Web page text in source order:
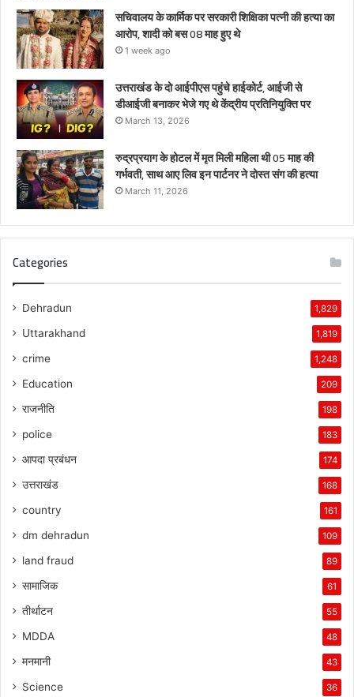
सचिवालय के कार्मिक पर सरकारी शिक्षिका पत्नी की हत्या का
आरोप, शादी को बस 08 माह हुए थे
1 week ago
उत्तराखंड के दो आईपीएस पहुंचे हाईकोर्ट, आईजी से
डीआईजी बनाकर भेजे गए थे केंद्रीय प्रतिनियुक्ति पर
March 13, 2026
रुद्रप्रयाग के होटल में मृत मिली महिला थी 05 माह की
गर्भवती, साथ आए लिव इन पार्टनर ने दोस्त संग की हत्या
March 11, 2026
Categories
Dehradun 1,829
Uttarakhand 1,819
crime 1,248
Education 209
राजनीति 198
police 183
आपदा प्रबंधन 174
उत्तराखंड 168
country 161
dm dehradun 109
land fraud 89
सामाजिक 61
तीर्थाटन 55
MDDA 48
मनमानी 43
Science 36